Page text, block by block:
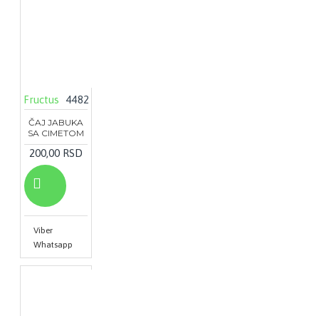
Fructus 4482
ČAJ JABUKA
SA CIMETOM
200,00 RSD
Viber
Whatsapp